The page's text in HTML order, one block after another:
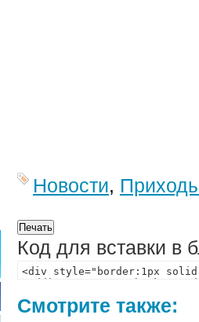
Новости,
Код для вставки в
Смотрите также: